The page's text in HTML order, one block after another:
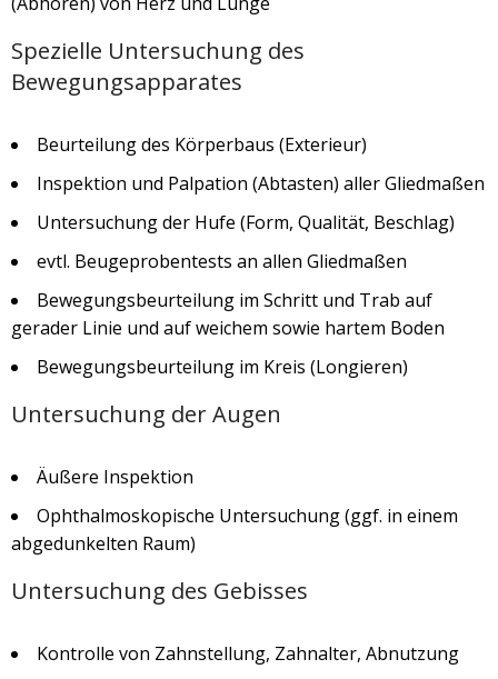
Spezielle Untersuchung des
Bewegungsapparates
Beurteilung des Körperbaus (Exterieur)
Inspektion und Palpation (Abtasten) aller Gliedmaßen
Untersuchung der Hufe (Form, Qualität, Beschlag)
evtl. Beugeprobentests an allen Gliedmaßen
Bewegungsbeurteilung im Schritt und Trab auf
gerader Linie und auf weichem sowie hartem Boden
Bewegungsbeurteilung im Kreis (Longieren)
Untersuchung der Augen
Äußere Inspektion
Ophthalmoskopische Untersuchung (ggf. in einem
abgedunkelten Raum)
Untersuchung des Gebisses
Kontrolle von Zahnstellung, Zahnalter, Abnutzung